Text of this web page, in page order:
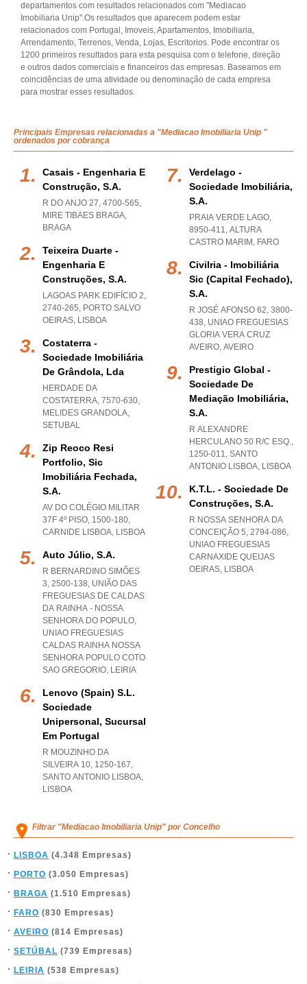
departamentos com resultados relacionados com "Mediacao
Imobiliaria Unip".Os resultados que aparecem podem estar
relacionados com Portugal, Imoveis, Apartamentos, Imobiliaria,
Arrendamento, Terrenos, Venda, Lojas, Escritorios. Pode encontrar os
1200 primeiros resultados para esta pesquisa com o telefone, direção
e outros dados comerciais e financeiros das empresas. Baseamos em
coincidências de uma atividade ou denominação de cada empresa
para mostrar esses resultados.
Principais Empresas relacionadas a "Mediacao Imobiliaria Unip "
ordenados por cobrança
Casais - Engenharia E
Construção, S.a.
R DO ANJO 27, 4700-565,
MIRE TIBAES BRAGA,
BRAGA
Teixeira Duarte -
Engenharia E
Construções, S.a.
LAGOAS PARK EDIFÍCIO 2,
2740-265, PORTO SALVO
OEIRAS, LISBOA
Costaterra -
Sociedade Imobiliária
De Grândola, Lda
HERDADE DA
COSTATERRA, 7570-630,
MELIDES GRANDOLA,
SETUBAL
Zip Reoco Resi
Portfolio, Sic
Imobiliária Fechada,
S.a.
AV DO COLÉGIO MILITAR
37F 4º PISO, 1500-180,
CARNIDE LISBOA, LISBOA
Auto Júlio, S.a.
R BERNARDINO SIMÕES
3, 2500-138, UNIÃO DAS
FREGUESIAS DE CALDAS
DA RAINHA - NOSSA
SENHORA DO POPULO,
UNIAO FREGUESIAS
CALDAS RAINHA NOSSA
SENHORA POPULO COTO
SAO GREGORIO, LEIRIA
Lenovo (spain) S.l.
Sociedade
Unipersonal, Sucursal
Em Portugal
R MOUZINHO DA
SILVEIRA 10, 1250-167,
SANTO ANTONIO LISBOA,
LISBOA
Verdelago -
Sociedade Imobiliária,
S.a.
PRAIA VERDE LAGO,
8950-411, ALTURA
CASTRO MARIM , FARO
Civilria - Imobiliária
Sic (capital Fechado),
S.a.
R JOSÉ AFONSO 62, 3800-
438, UNIAO FREGUESIAS
GLORIA VERA CRUZ
AVEIRO, AVEIRO
Prestigio Global -
Sociedade De
Mediação Imobiliária,
S.a.
R ALEXANDRE
HERCULANO 50 R/C ESQ.,
1250-011, SANTO
ANTONIO LISBOA, LISBOA
K.t.l. - Sociedade De
Construções, S.a.
R NOSSA SENHORA DA
CONCEIÇÃO 5, 2794-086,
UNIAO FREGUESIAS
CARNAXIDE QUEIJAS
OEIRAS, LISBOA
Filtrar "Mediacao Imobiliaria Unip" por Concelho
LISBOA (4.348 Empresas)
PORTO (3.050 Empresas)
BRAGA (1.510 Empresas)
FARO (830 Empresas)
AVEIRO (814 Empresas)
SETÚBAL (739 Empresas)
LEIRIA (538 Empresas)